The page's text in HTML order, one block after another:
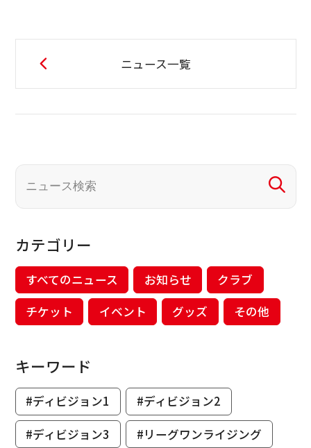
ニュース一覧
カテゴリー
すべてのニュース お知らせ
クラブ
チケット
イベント グッズ その他
キーワード
#ディビジョン1
#ディビジョン2
#ディビジョン3
#リーグワンライジング